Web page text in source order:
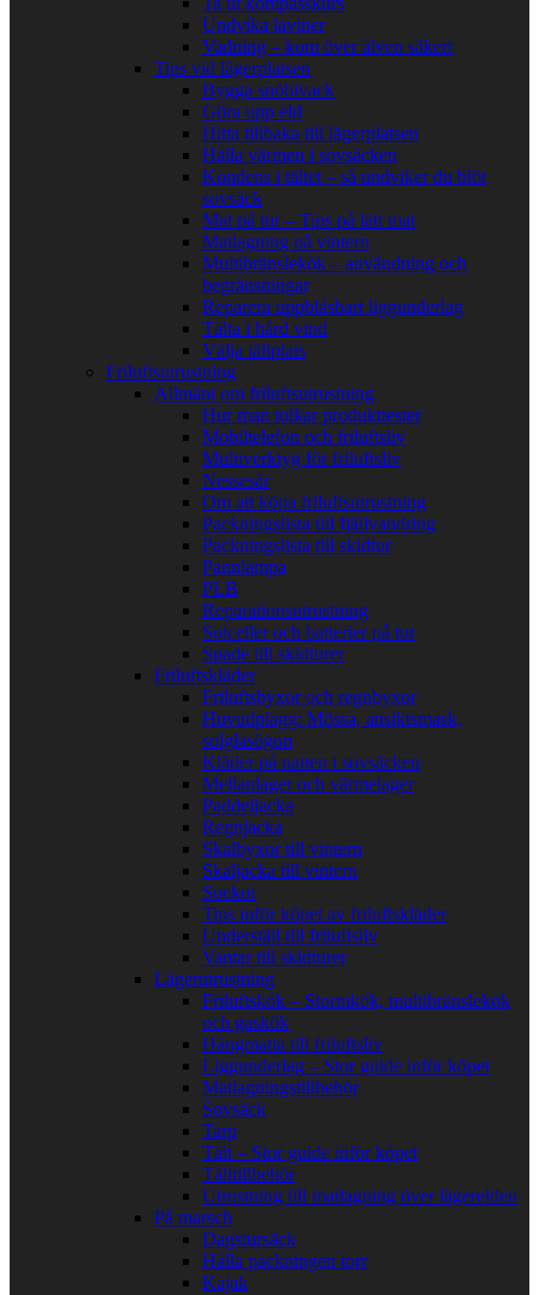
Undvika laviner
Vadning – kom över älven säkert
Tips vid lägerplatsen
Bygga snöbivack
Göra upp eld
Hitta tillbaka till lägerplatsen
Hålla värmen i sovsäcken
Kondens i tältet – så undviker du blöt
sovsäck
Mat på tur – Tips på lätt mat
Matlagning på vintern
Multibränslekök – användning och
begränsningar
Reparera uppblåsbart liggunderlag
Tälta i hård vind
Välja tältplats
Friluftsutrustning
Allmänt om friluftsutrustning
Hur man tolkar produkttester
Mobiltelefon och friluftsliv
Multiverktyg för friluftsliv
Nessesär
Om att köpa friluftsutrustning
Packningslista till fjällvandring
Packningslista till skidtur
Pannlampa
PLB
Reparationsutrustning
Solceller och batterier på tur
Spade till skidturer
Friluftskläder
Friluftsbyxor och regnbyxor
Huvudplagg: Mössa, ansiktsmask,
solglasögon
Kläder på natten i sovsäcken
Mellanlager och värmelager
Paddeljacka
Regnjacka
Skalbyxor till vintern
Skaljacka till vintern
Sockor
Tips inför köpet av friluftskläder
Underställ till friluftsliv
Vantar till skidturer
Lägerutrustning
Friluftskök – Stormkök, multibränslekök
och gaskök
Hängmatta till friluftsliv
Liggunderlag – Stor guide inför köpet
Matlagningstillbehör
Sovsäck
Tarp
Tält – Stor guide inför köpet
Tälttillbehör
Utrustning till matlagning över lägerelden
På marsch
Dagstursäck
Hålla packningen torr
Kajak